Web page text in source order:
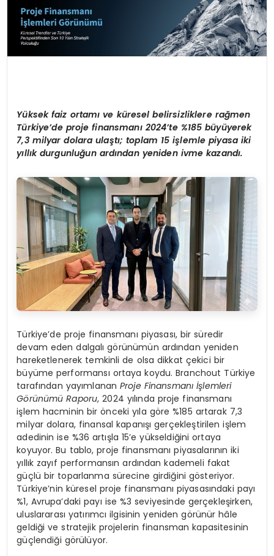
Yüksek faiz ortamı ve küresel belirsizliklere rağmen
Türkiye’de proje finansmanı 2024’te %185 büyüyerek
7,3 milyar dolara ulaştı; toplam 15 işlemle piyasa iki
yıllık durgunluğun ardından yeniden ivme kazandı.
Türkiye’de proje finansmanı piyasası, bir süredir
devam eden dalgalı görünümün ardından yeniden
hareketlenerek temkinli de olsa dikkat çekici bir
büyüme performansı ortaya koydu. Branchout Türkiye
tarafından yayımlananProje Finansmanı İşlemleri
Görünümü Raporu, 2024 yılında proje finansmanı
işlem hacminin bir önceki yıla göre %185 artarak 7,3
milyar dolara, finansal kapanışı gerçekleştirilen işlem
adedinin ise %36 artışla 15’e yükseldiğini ortaya
koyuyor. Bu tablo, proje finansmanı piyasalarının iki
yıllık zayıf performansın ardından kademeli fakat
güçlü bir toparlanma sürecine girdiğini gösteriyor.
Türkiye’nin küresel proje finansmanı piyasasındaki payı
%1, Avrupa’daki payı ise %3 seviyesinde gerçekleşirken,
uluslararası yatırımcı ilgisinin yeniden görünür hâle
geldiği ve stratejik projelerin finansman kapasitesinin
güçlendiği görülüyor.